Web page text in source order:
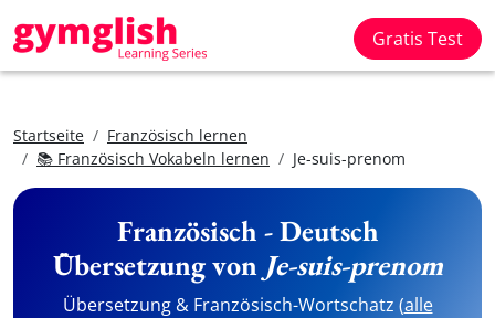
Gratis Test
Startseite
Französisch lernen
📚 Französisch Vokabeln lernen
Je-suis-prenom
Französisch - Deutsch
Übersetzung von Je-suis-prenom
Übersetzung & Französisch-Wortschatz (alle